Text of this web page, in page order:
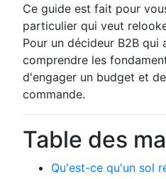
Ce guide est fait pour
particulier qui veut
Pour un décideur B2B qui
comprendre les
d'engager un budget et
commande.
Table des
Qu'est-ce qu'un sol